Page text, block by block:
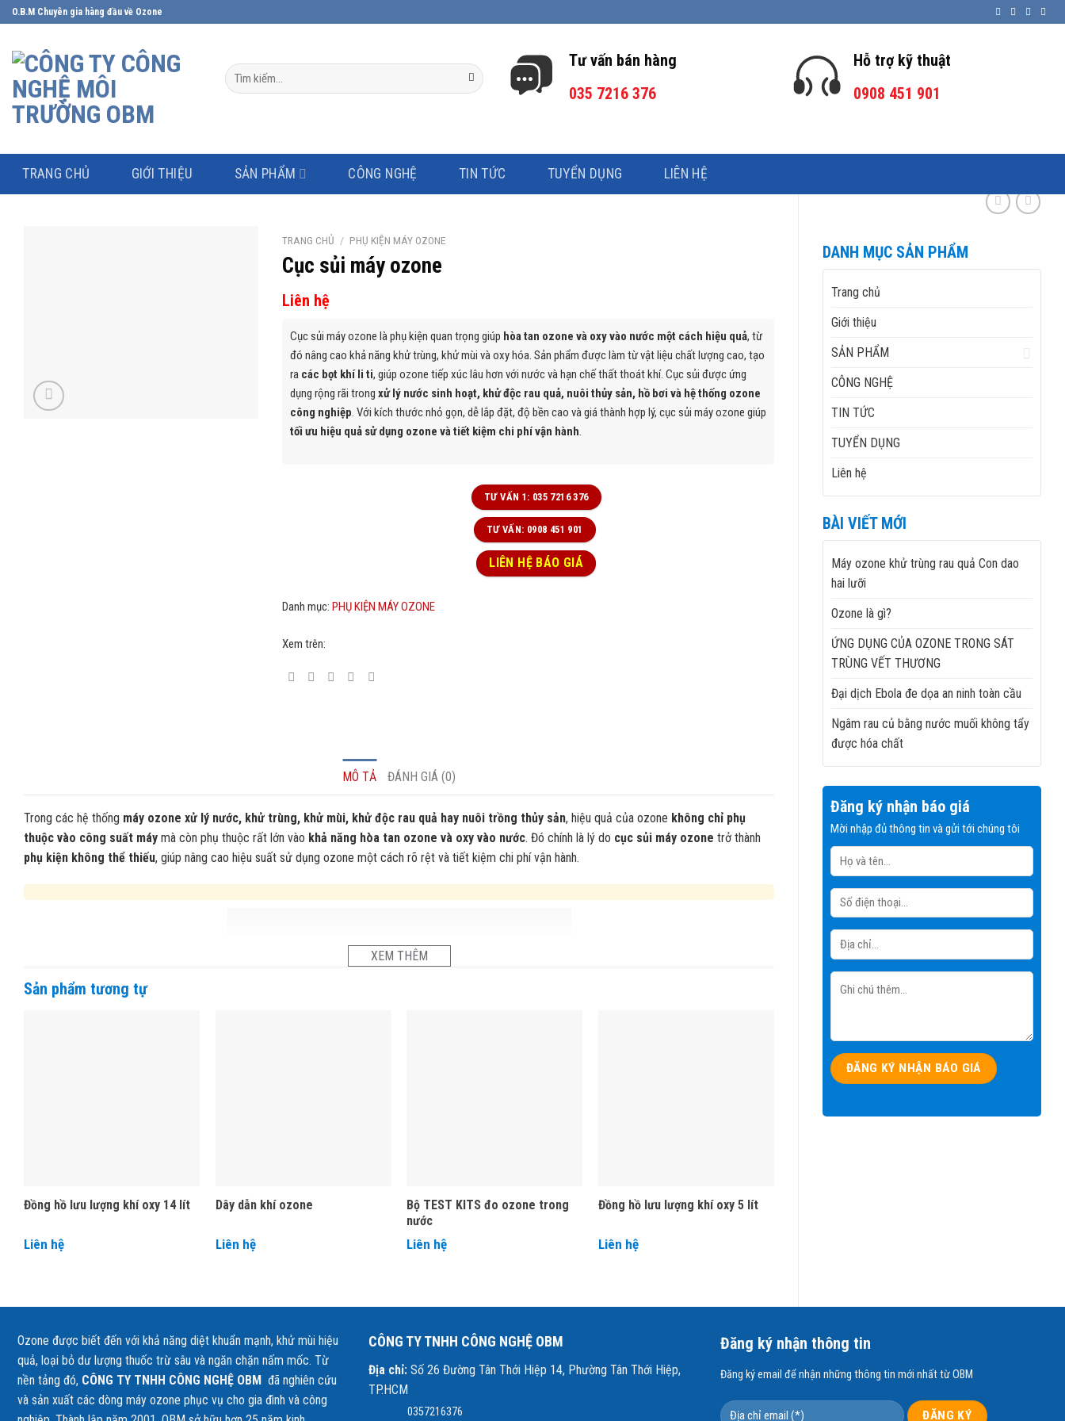
Skip
to
content
O.B.M Chuyên gia hàng đầu về Ozone
Tìm
kiếm:
Tư vấn bán hàng
035 7216 376
Hỗ trợ kỹ thuật
0908 451 901
TRANG CHỦ GIỚI THIỆU SẢN PHẨM CÔNG NGHỆ TIN TỨC TUYỂN DỤNG LIÊN HỆ
DANH MỤC SẢN PHẨM
Trang chủ
Giới thiệu
SẢN PHẨM
CÔNG NGHỆ
TIN TỨC
TUYỂN DỤNG
Liên hệ
BÀI VIẾT MỚI
Máy ozone khử trùng rau quả Con dao
hai lưỡi
Ozone là gì?
ỨNG DỤNG CỦA OZONE TRONG SÁT
TRÙNG VẾT THƯƠNG
Đại dịch Ebola đe dọa an ninh toàn cầu
Ngâm rau củ bằng nước muối không tẩy
được hóa chất
Đăng ký nhận báo giá
Mời nhập đủ thông tin và gửi tới chúng tôi
TRANG CHỦ / PHỤ KIỆN MÁY OZONE
Cục sủi máy ozone
Liên hệ
Cục sủi máy ozone là phụ kiện quan trọng giúp hòa tan ozone và oxy vào nước một cách hiệu quả, từ
đó nâng cao khả năng khử trùng, khử mùi và oxy hóa. Sản phẩm được làm từ vật liệu chất lượng cao, tạo
ra các bọt khí li ti, giúp ozone tiếp xúc lâu hơn với nước và hạn chế thất thoát khí. Cục sủi được ứng
dụng rộng rãi trong xử lý nước sinh hoạt, khử độc rau quả, nuôi thủy sản, hồ bơi và hệ thống ozone
công nghiệp. Với kích thước nhỏ gọn, dễ lắp đặt, độ bền cao và giá thành hợp lý, cục sủi máy ozone giúp
tối ưu hiệu quả sử dụng ozone và tiết kiệm chi phí vận hành.
TƯ VẤN 1: 035 7216 376
TƯ VẤN: 0908 451 901
LIÊN HỆ BÁO GIÁ
Danh mục: PHỤ KIỆN MÁY OZONE
Xem trên:
MÔ TẢ ĐÁNH GIÁ (0)
Trong các hệ thống máy ozone xử lý nước, khử trùng, khử mùi, khử độc rau quả hay nuôi trồng thủy sản, hiệu quả của ozone không chỉ phụ
thuộc vào công suất máy mà còn phụ thuộc rất lớn vào khả năng hòa tan ozone và oxy vào nước. Đó chính là lý do cục sủi máy ozone trở thành
phụ kiện không thể thiếu, giúp nâng cao hiệu suất sử dụng ozone một cách rõ rệt và tiết kiệm chi phí vận hành.
🌿 Giới thiệu chung về Cục sủi máy ozone
Tăngdiện tích tiếp xúc giữa ozone và nước
Nâng cao hiệu quả oxy hóa – khử trùng – khử mùi
Sản phẩm được sử dụng rộng rãi trong các hệ thốngmáy ozone dân dụng và công nghiệp xử lý nước, khử độc thực phẩm và
XEM THÊM
Sản phẩm tương tự
Đồng hồ lưu lượng khí oxy 14 lít
Liên hệ
Dây dẫn khí ozone
Liên hệ
Bộ TEST KITS đo ozone trong
nước
Liên hệ
Đồng hồ lưu lượng khí oxy 5 lít
Liên hệ
Ozone được biết đến với khả năng diệt khuẩn mạnh, khử mùi hiệu
quả, loại bỏ dư lượng thuốc trừ sâu và ngăn chặn nấm mốc. Từ
nền tảng đó, CÔNG TY TNHH CÔNG NGHỆ OBM đã nghiên cứu
và sản xuất các dòng máy ozone phục vụ cho gia đình và công
CÔNG TY TNHH CÔNG NGHỆ OBM
Địa chỉ: Số 26 Đường Tân Thới Hiệp 14, Phường Tân Thới Hiệp,
TP.HCM
0357216376
Đăng ký nhận thông tin
Đăng ký email để nhận những thông tin mới nhất từ OBM